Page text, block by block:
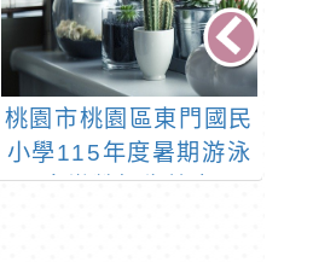
桃園市桃園區東門國民
小學115年度暑期游泳
育樂營招生簡章